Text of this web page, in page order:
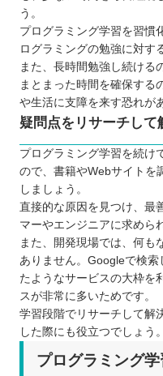
う。
プログラミング学習を習慣
ログラミングの勉強に対す
また、長時間勉強し続ける
まとまった時間を確保する
や生活に支障を来す恐れが
疑問点をリサーチし
プログラミング学習を続け
ので、書籍やWebサイトを
しましょう。
直接的な原因を見つけ、最
マーやエンジニアに求めら
また、開発現場では、何も
ありません。Googleで検
たようなサービスの大枠を
スが非常に多いためです。
学習段階でリサーチして解
した際にも役立つでしょう。
プログラミング